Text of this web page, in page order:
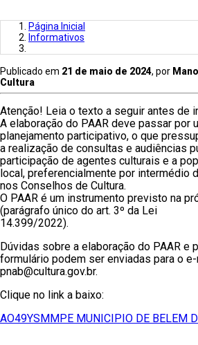
Página Inicial
Informativos
Publicado em 21 de maio de 2024, por
Cultura
Atenção! Leia o texto a seguir antes de
A elaboração do PAAR deve passar por
planejamento participativo, o que
a realização de consultas e audiências
participação de agentes culturais e a
local, preferencialmente por intermédio
nos Conselhos de Cultura.
O PAAR é um instrumento previsto na
(parágrafo único do art. 3º da Lei
14.399/2022).
Dúvidas sobre a elaboração do PAAR e
formulário podem ser enviadas para o e-
pnab@cultura.gov.br.
Clique no link a baixo:
AO49YSMMPE MUNICIPIO DE BELEM